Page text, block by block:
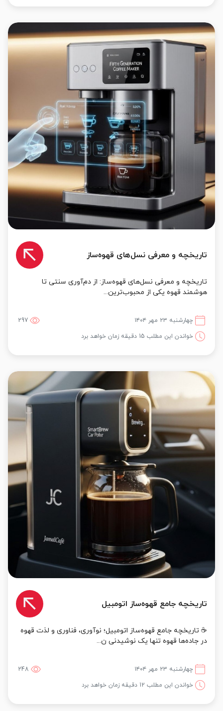
تاریخچه و معرفی نسل‌های قهوه‌ساز
تاریخچه و معرفی نسل‌های قهوه‌ساز: از دم‌آوری سنتی تا
هوشمند قهوه یکی از محبوب‌ترین...
چهارشنبه ۲۳ مهر ۱۴۰۴
297
خواندن این مطلب 15 دقیقه زمان خواهد برد
تاریخچه جامع قهوه‌ساز اتومبیل
☕ تاریخچه جامع قهوه‌ساز اتومبیل؛ نوآوری، فناوری و لذت قهوه
در جاده‌ها قهوه تنها یک نوشیدنی ن...
چهارشنبه ۲۳ مهر ۱۴۰۴
248
خواندن این مطلب 12 دقیقه زمان خواهد برد